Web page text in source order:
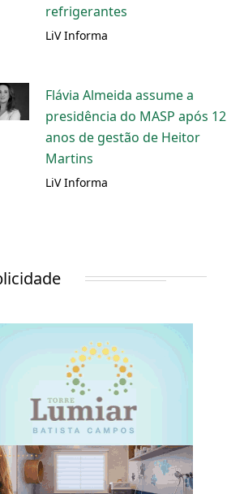
refrigerantes
LiV Informa
Flávia Almeida assume a
presidência do MASP após 12
anos de gestão de Heitor
Martins
LiV Informa